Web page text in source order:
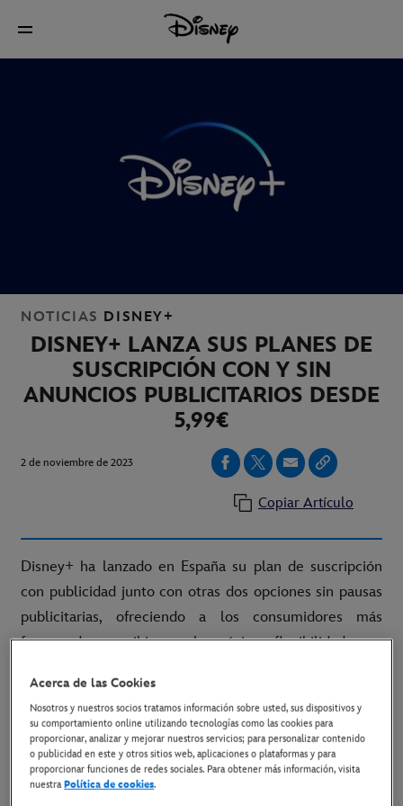
NOTICIAS DISNEY+
DISNEY+ LANZA SUS PLANES DE
SUSCRIPCIÓN CON Y SIN
ANUNCIOS PUBLICITARIOS DESDE
5,99€
2 de noviembre de 2023
Copiar Artículo
Disney+ ha lanzado en España su plan de suscripción
con publicidad junto con otras dos opciones sin pausas
publicitarias, ofreciendo a los consumidores más
formas de suscribirse y la máxima flexibilidad para
permite a los clientes disfrutar del mejor
entretenimiento a partir de 5,99€, incluyendo títulos
originales, taquillazos y series paramaratonear, según
sus preferencias en cuanto a contenidos.
Acerca de las Cookies
Nosotros y nuestros socios tratamos información sobre usted, sus dispositivos y
su comportamiento online utilizando tecnologías como las cookies para
proporcionar, analizar y mejorar nuestros servicios; para personalizar contenido
o publicidad en este y otros sitios web, aplicaciones o plataformas y para
proporcionar funciones de redes sociales. Para obtener más información, visita
nuestraPolítica de cookies.